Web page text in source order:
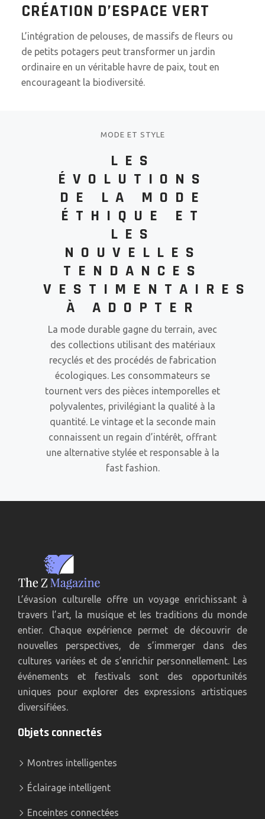
CRÉATION D’ESPACE VERT
L’intégration de pelouses, de massifs de fleurs ou
de petits potagers peut transformer un jardin
ordinaire en un véritable havre de paix, tout en
encourageant la biodiversité.
MODE ET STYLE
LES
ÉVOLUTIONS
DE LA MODE
ÉTHIQUE ET
LES
NOUVELLES
TENDANCES
VESTIMENTAIRES
À ADOPTER
La mode durable gagne du terrain, avec
des collections utilisant des matériaux
recyclés et des procédés de fabrication
écologiques. Les consommateurs se
tournent vers des pièces intemporelles et
polyvalentes, privilégiant la qualité à la
quantité. Le vintage et la seconde main
connaissent un regain d’intérêt, offrant
une alternative stylée et responsable à la
fast fashion.
L’évasion culturelle offre un voyage enrichissant à
travers l’art, la musique et les traditions du monde
entier. Chaque expérience permet de découvrir de
nouvelles perspectives, de s’immerger dans des
cultures variées et de s’enrichir personnellement. Les
événements et festivals sont des opportunités
uniques pour explorer des expressions artistiques
diversifiées.
Objets connectés
Montres intelligentes
Éclairage intelligent
Enceintes connectées